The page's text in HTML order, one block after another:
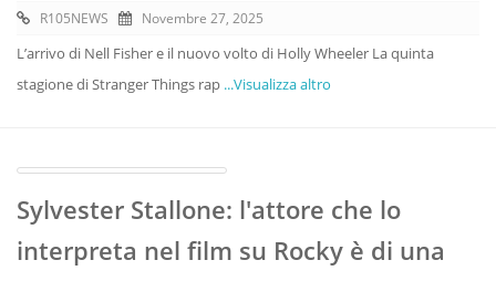
R105NEWS Novembre 27, 2025
L’arrivo di Nell Fisher e il nuovo volto di Holly Wheeler La quinta
stagione di Stranger Things rap ...Visualizza altro
Sylvester Stallone: l'attore che lo
interpreta nel film su Rocky è di una